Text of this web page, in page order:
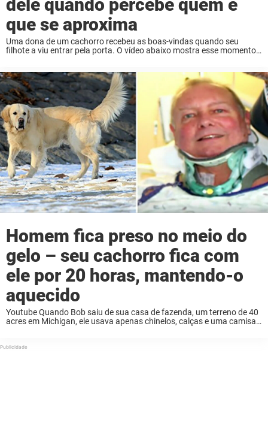
dele quando percebe quem é
que se aproxima
Uma dona de um cachorro recebeu as boas-vindas quando seu
filhote a viu entrar pela porta. O vídeo abaixo mostra esse momento
Homem fica preso no meio do
gelo – seu cachorro fica com
ele por 20 horas, mantendo-o
aquecido
Youtube Quando Bob saiu de sua casa de fazenda, um terreno de 40
acres em Michigan, ele usava apenas chinelos, calças e uma camisa